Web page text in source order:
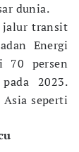
dunia.
jalur transit
Energi
70 persen
2023.
seperti